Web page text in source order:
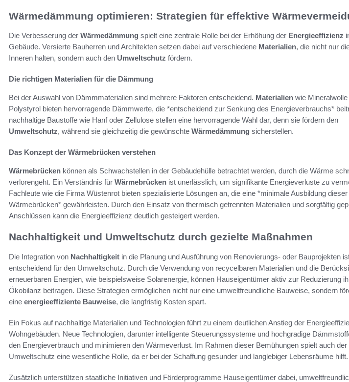
Wärmedämmung optimieren: Strategien für effektive
Die Verbesserung der Wärmedämmung spielt eine zentrale Rolle bei der Erhöhung der Energieeffizienz
Gebäude. Versierte Bauherren und Architekten setzen dabei auf verschiedene Materialien, die nicht nur
Inneren halten, sondern auch den Umweltschutz fördern.
Die richtigen Materialien für die Dämmung
Bei der Auswahl von Dämmmaterialien sind mehrere Faktoren entscheidend. Materialien wie Mineralwolle
Polystyrol bieten hervorragende Dämmwerte, die *entscheidend zur Senkung des Energieverbrauchs*
nachhaltige Baustoffe wie Hanf oder Zellulose stellen eine hervorragende Wahl dar, denn sie fördern den
Umweltschutz, während sie gleichzeitig die gewünschte Wärmedämmung sicherstellen.
Das Konzept der Wärmebrücken verstehen
Wärmebrücken können als Schwachstellen in der Gebäudehülle betrachtet werden, durch die Wärme
verlorengeht. Ein Verständnis für Wärmebrücken ist unerlässlich, um signifikante Energieverluste zu
Fachleute wie die Firma Wüstenrot bieten spezialisierte Lösungen an, die eine *minimale Ausbildung dieser
Wärmebrücken* gewährleisten. Durch den Einsatz von thermisch getrennten Materialien und sorgfältig
Anschlüssen kann die Energieeffizienz deutlich gesteigert werden.
Nachhaltigkeit und Umweltschutz durch gezielte Maßnahmen
Die Integration von Nachhaltigkeit in die Planung und Ausführung von Renovierungs- oder Bauprojekten
entscheidend für den Umweltschutz. Durch die Verwendung von recycelbaren Materialien und die
erneuerbaren Energien, wie beispielsweise Solarenergie, können Hauseigentümer aktiv zur Reduzierung
Ökobilanz beitragen. Diese Strategien ermöglichen nicht nur eine umweltfreundliche Bauweise, sondern
eine energieeffiziente Bauweise, die langfristig Kosten spart.
Ein Fokus auf nachhaltige Materialien und Technologien führt zu einem deutlichen Anstieg der
Wohngebäuden. Neue Technologien, darunter intelligente Steuerungssysteme und hochgradige
den Energieverbrauch und minimieren den Wärmeverlust. Im Rahmen dieser Bemühungen spielt auch der
Umweltschutz eine wesentliche Rolle, da er bei der Schaffung gesunder und langlebiger Lebensräume hilft.
Zusätzlich unterstützen staatliche Initiativen und Förderprogramme Hauseigentümer dabei,